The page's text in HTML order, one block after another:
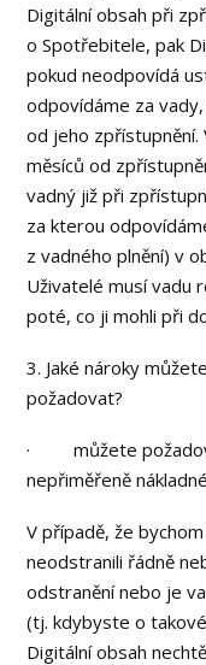
Digitální obsah při
o Spotřebitele, pak
pokud neodpovídá
odpovídáme za
od jeho
měsíců od
vadný již při
za kterou
z vadného plnění) v
Uživatelé musí vadu
poté, co ji mohli při
3. Jaké nároky
požadovat?
· můžete
nepřiměřeně
V případě, že
neodstranili řádně
odstranění nebo je
(tj. kdybyste o
Digitální obsah